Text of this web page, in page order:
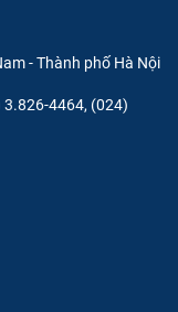
- Thành phố Hà Nội
3.826-4464, (024)